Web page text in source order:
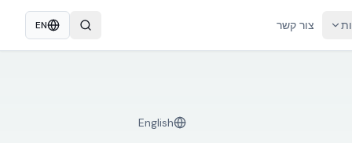
צור קשר EN
English